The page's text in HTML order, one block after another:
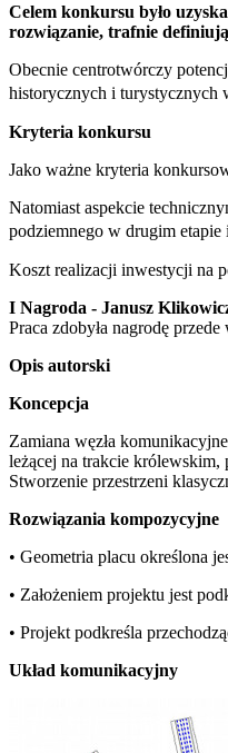
Celem konkursu było
rozwiązanie, trafnie
Obecnie centrotwórczy
historycznych i
Kryteria konkursu
Jako ważne kryteria
Natomiast aspekcie
podziemnego w drugim
Koszt realizacji inwestycji na
I Nagroda - Janusz
Praca zdobyła nagrodę
Opis autorski
Koncepcja
Zamiana węzła
leżącej na trakcie królewskim,
Stworzenie przestrzeni
Rozwiązania kompozycyjne
• Geometria placu określona
• Założeniem projektu jest
• Projekt podkreśla
Układ komunikacyjny